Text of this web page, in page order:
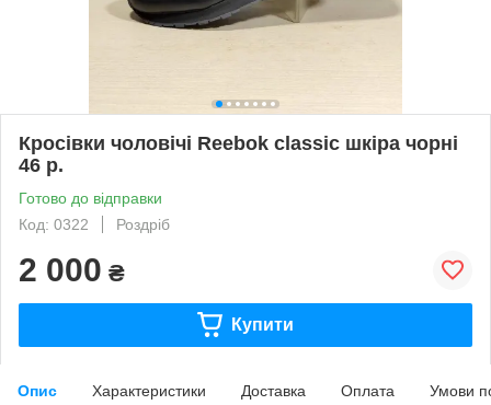
Кросівки чоловічі Reebok classic шкіра чорні
46 р.
Готово до відправки
Код: 0322
Роздріб
2 000 ₴
Купити
Опис Характеристики Доставка Оплата Умови